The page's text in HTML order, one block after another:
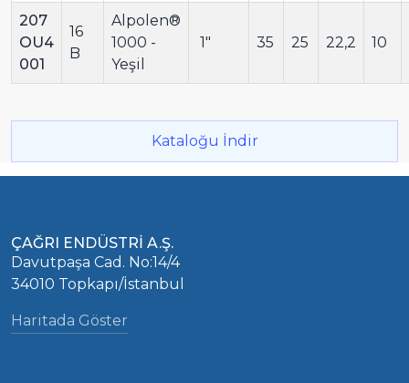
207
OU4
001
16
B
Alpolen®
1000 -
Yeşil
1" 35 25 22,2 10
Kataloğu İndir
ÇAĞRI ENDÜSTRİ A.Ş.
Davutpaşa Cad. No:14/4
34010 Topkapı/İstanbul
Haritada Göster